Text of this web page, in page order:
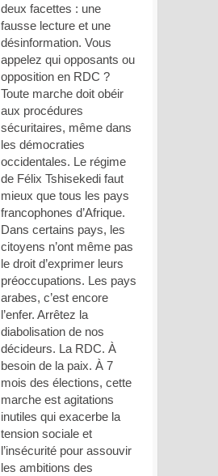
deux facettes : une
fausse lecture et une
désinformation. Vous
appelez qui opposants ou
opposition en RDC ?
Toute marche doit obéir
aux procédures
sécuritaires, même dans
les démocraties
occidentales. Le régime
de Félix Tshisekedi faut
mieux que tous les pays
francophones d’Afrique.
Dans certains pays, les
citoyens n’ont même pas
le droit d’exprimer leurs
préoccupations. Les pays
arabes, c’est encore
l’enfer. Arrêtez la
diabolisation de nos
décideurs. La RDC. À
besoin de la paix. À 7
mois des élections, cette
marche est agitations
inutiles qui exacerbe la
tension sociale et
l’insécurité pour assouvir
les ambitions des